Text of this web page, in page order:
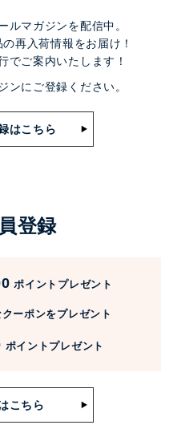
ルマガジンを配信中。
再入荷情報をお届け！
でご案内いたします！
ンにご登録ください。
はこちら
登録
ポイントプレゼント
ーポンをプレゼント
ポイントプレゼント
こちら